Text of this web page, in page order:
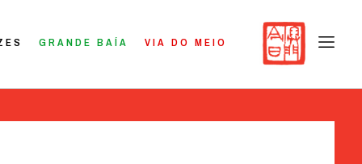
GRANDE BAÍA VIA DO MEIO